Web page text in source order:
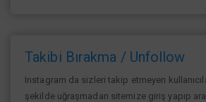
Takibi Bırakma / Unfollow
Instagram da sizleri takip etmeyen
şekilde uğraşmadan sitemize giriş yapıp